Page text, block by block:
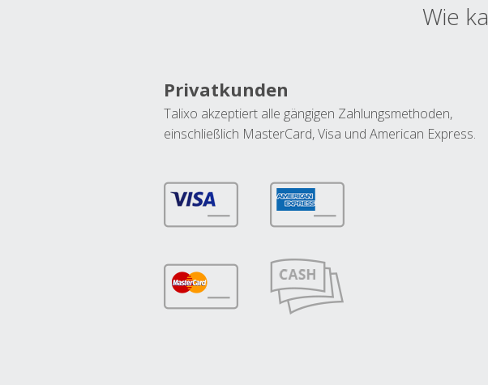
Wie
Privatkunden
Talixo akzeptiert alle gängigen Zahlungsmethoden,
einschließlich MasterCard, Visa und American Express.